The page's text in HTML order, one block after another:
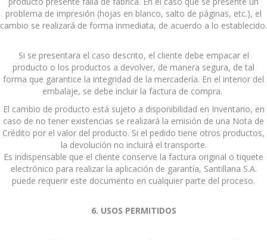
problema de impresión (hojas en blanco, salto de páginas, etc.), el
cambio se realizará de forma inmediata, de acuerdo a lo establecido.
Si se presentara el caso descrito, el cliente debe empacar el
producto o los productos a devolver, de manera segura, de tal
forma que garantice la integridad de la mercadería. En el interior del
embalaje, se debe incluir la factura de compra.
El cambio de producto está sujeto a disponibilidad en Inventario, en
caso de no tener existencias se realizará la emisión de una Nota de
Crédito por el valor del producto. Si el pedido tiene otros productos,
la devolución no incluirá el transporte.
Es indispensable que el cliente conserve la factura original o tiquete
electrónico para realizar la aplicación de garantía, Santillana S.A.
puede requerir este documento en cualquier parte del proceso.
6. USOS PERMITIDOS